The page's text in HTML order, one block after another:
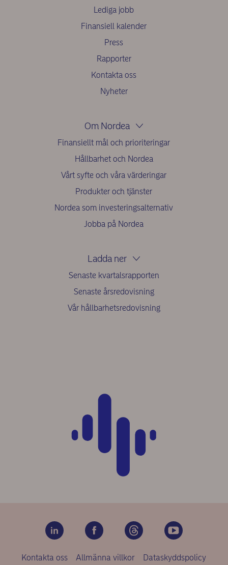
Lediga jobb
Finansiell kalender
Press
Rapporter
Kontakta oss
Nyheter
Om Nordea
Finansiellt mål och prioriteringar
Hållbarhet och Nordea
Vårt syfte och våra värderingar
Produkter och tjänster
Nordea som investeringsalternativ
Jobba på Nordea
Ladda ner
Senaste kvartalsrapporten
Senaste årsredovisning
Vår hållbarhetsredovisning
Kontakta oss Allmänna villkor Dataskyddspolicy